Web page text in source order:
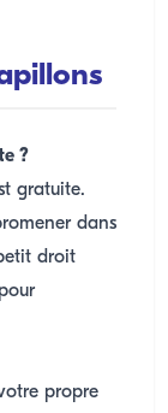
?
gratuite.
dans
droit
propre